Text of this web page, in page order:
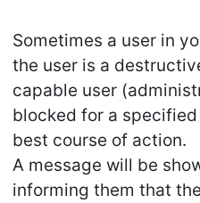
Sometimes a user in
the user is a
capable user
blocked for a
best course of action.
A message will be
informing them that